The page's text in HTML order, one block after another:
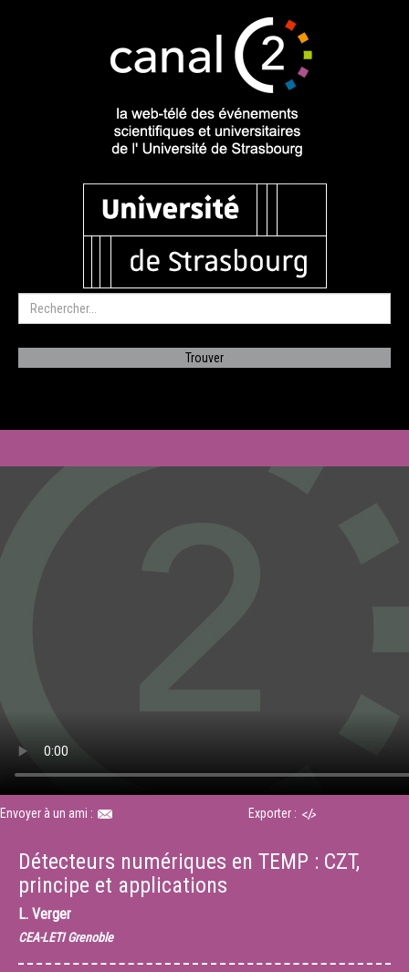
Envoyer à un ami : Exporter :
Détecteurs numériques en TEMP : CZT,
principe et applications
L. Verger
CEA-LETI Grenoble